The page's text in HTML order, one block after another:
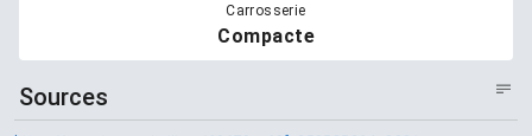
Carrosserie
Compacte
Sources